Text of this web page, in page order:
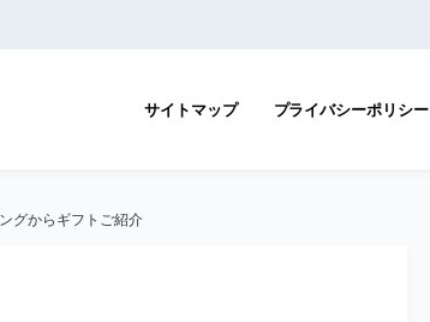
サイトマップ プライバシーポリシー
グからギフトご紹介